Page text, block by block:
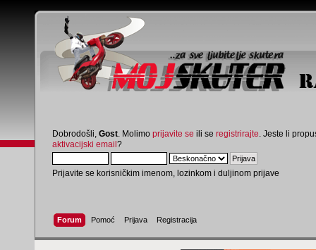
Dobrodošli, Gost . Molimo prijavite se ili se registrirajte . Jeste li
aktivacijski email?
Prijavite se korisničkim imenom, lozinkom i duljinom prijave
Forum Pomoć Prijava Registracija